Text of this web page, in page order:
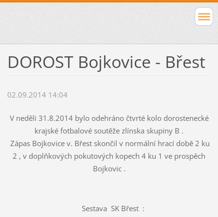
DOROST Bojkovice - Břest
02.09.2014 14:04
V neděli 31.8.2014 bylo odehráno čtvrté kolo dorostenecké
krajské fotbalové soutěže zlínska skupiny B .
Zápas Bojkovice v. Břest skončil v normální hrací době 2 ku
2 , v doplňkových pokutových kopech 4 ku 1 ve prospěch
Bojkovic .
Sestava SK Břest :